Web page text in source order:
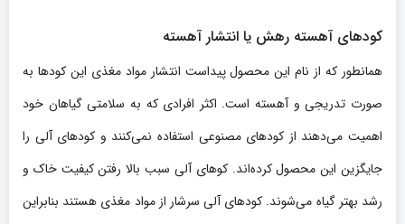
کودهای آهسته رهش یا انتشار آهسته
همانطور که از نام این محصول پیداست انتشار مواد مغذی این کودها به
صورت تدریجی و آهسته است. اکثر افرادی که به سلامتی گیاهان خود
اهمیت می‌دهند از کودهای مصنوعی استفاده نمی‌کنند و کودهای آلی را
جایگزین این محصول کرده‌اند. کوهای آلی سبب بالا رفتن کیفیت خاک و
رشد بهتر گیاه می‌شوند. کودهای آلی سرشار از مواد مغذی هستند بنابراین